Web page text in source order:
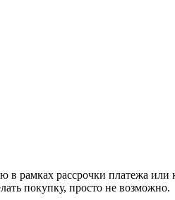
рамках рассрочки платежа
покупку, просто не возможно.